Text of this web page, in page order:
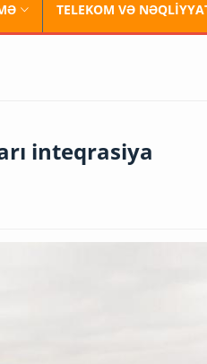
TELEKOM VƏ
inteqrasiya